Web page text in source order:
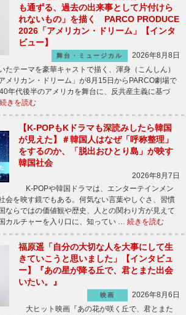
も通ずる、過去の出来事として片付けら
れないもの」を描く PARCO PRODUCE
2026「アメリカン・ドリーム」【インタ
ビュー】
舞台・ミュージカル
2026年8月8日
テーマを豪華キャストで描く、渾身（こんしん）
メリカン・ドリーム」が8月15日からPARCO劇場で
年代後半のアメリカを舞台に、反共産主義に基づ
続きを読む
【K-POPもKドラマも深読みしたら韓国
が見えた】＃韓国人はなぜ「呼称整理」
をするのか、「脱出おひとり島」が映す
韓国社会
2026年8月7日
K-POPや韓国ドラマは、エンターテインメン
会を映す鏡でもある。何気ない言葉やしぐさ、習慣
ならではの価値観や歴史、人との関わり方が見えて
カルチャーを入り口に、知ってい … 続きを読む
福原遥「自分の大切な人を大事にして生
きていこうと思いました」【インタビュ
ー】『あの星が降る丘で、君とまた出会
いたい。』
映画
2026年8月6日
大ヒット映画『あの花が咲く丘で、君とまた